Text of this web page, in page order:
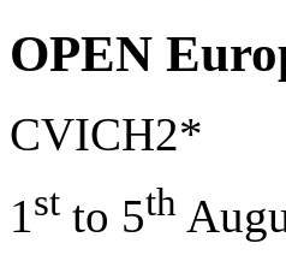
OPEN
CVICH2*
1st to 5th